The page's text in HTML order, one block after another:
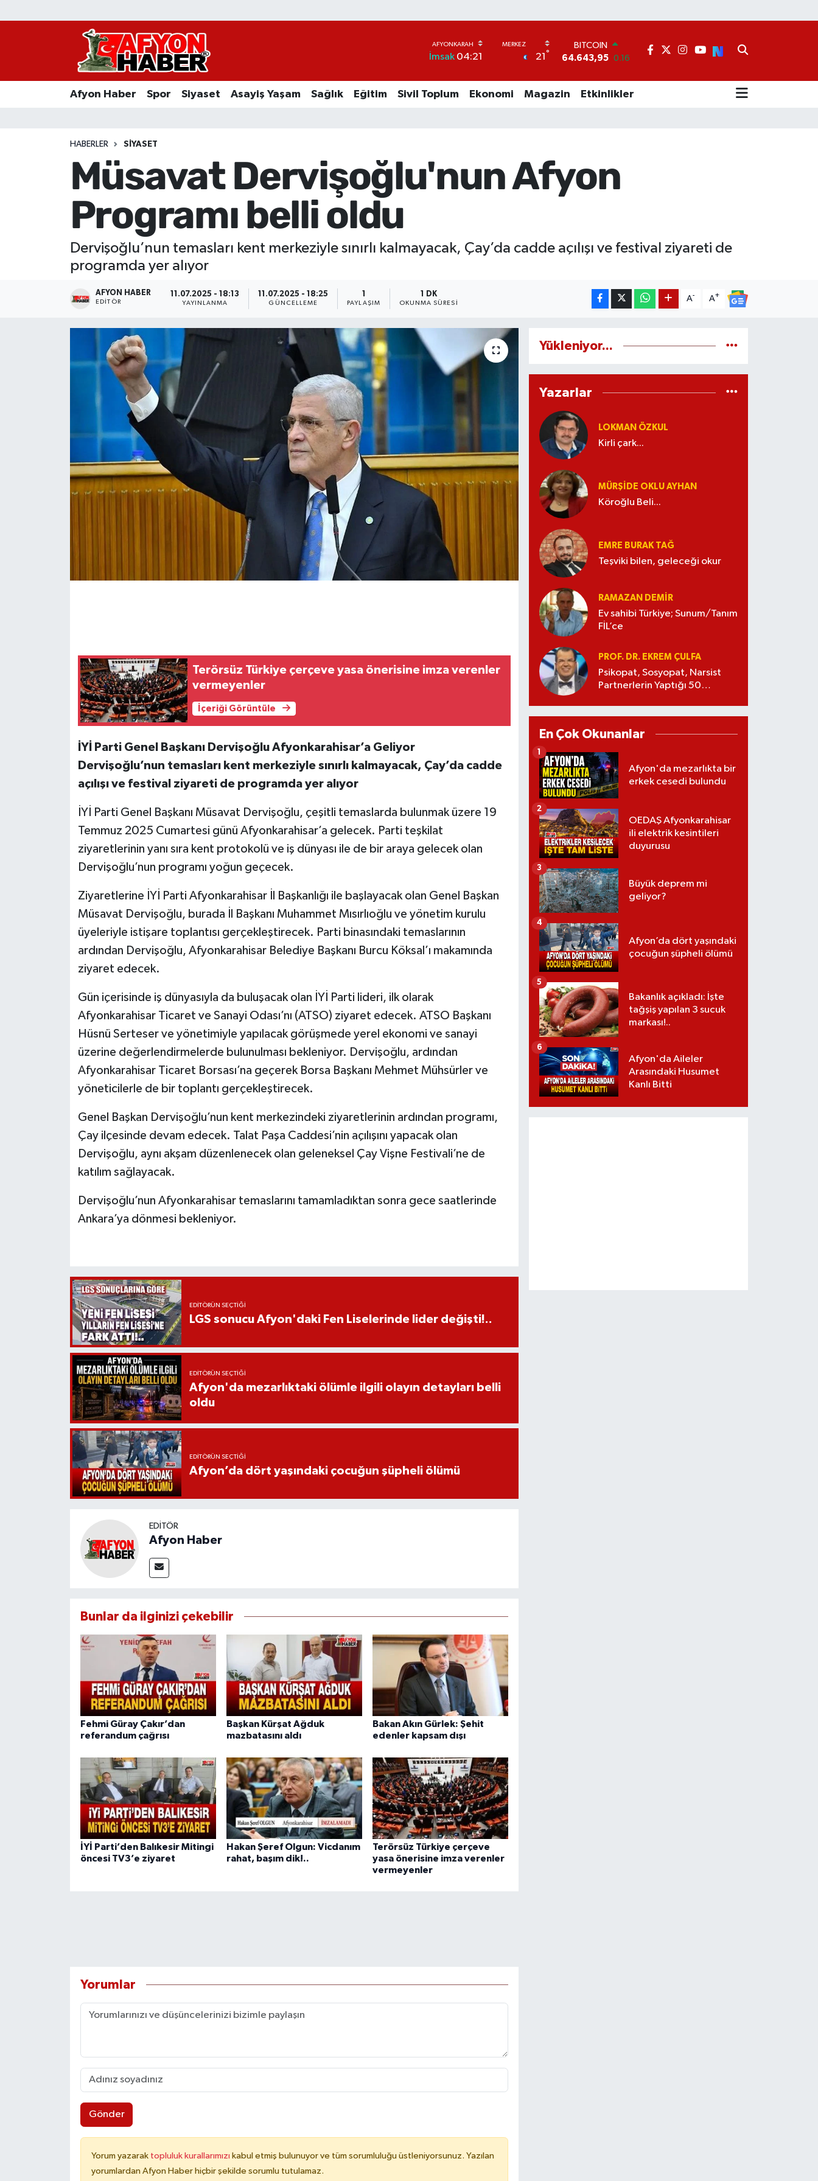
İmsak04:21 21 °
64.643,95
0.16
DOLAR
EURO
55,0406 -0.08
13.799 70
Afyon Haber Spor Siyaset Asayiş Yaşam Sağlık Eğitim Sivil Toplum Ekonomi Magazin Etkinlikler
HABERLER SIYASET
Müsavat Dervişoğlu'nun Afyon
Programı belli oldu
Dervişoğlu’nun temasları kent merkeziyle sınırlı kalmayacak, Çay’da cadde açılışı ve festival ziyareti de
programda yer alıyor
AFYON HABER
EDITÖR
11.07.2025 - 18:13
YAYINLANMA
11.07.2025 - 18:25
GÜNCELLEME PAYLAŞIM
1 DK
OKUNMA SÜRESI
A- A+
Terörsüz Türkiye çerçeve yasa önerisine imza verenler
vermeyenler
İçeriği Görüntüle
İYİ Parti Genel Başkanı Dervişoğlu Afyonkarahisar’a Geliyor
Dervişoğlu’nun temasları kent merkeziyle sınırlı kalmayacak, Çay’da cadde
açılışı ve festival ziyareti de programda yer alıyor
İYİ Parti Genel Başkanı Müsavat Dervişoğlu, çeşitli temaslarda bulunmak üzere 19
Temmuz 2025 Cumartesi günü Afyonkarahisar’a gelecek. Parti teşkilat
ziyaretlerinin yanı sıra kent protokolü ve iş dünyası ile de bir araya gelecek olan
Dervişoğlu’nun programı yoğun geçecek.
Ziyaretlerine İYİ Parti Afyonkarahisar İl Başkanlığı ile başlayacak olan Genel Başkan
Müsavat Dervişoğlu, burada İl Başkanı Muhammet Mısırlıoğlu ve yönetim kurulu
üyeleriyle istişare toplantısı gerçekleştirecek. Parti binasındaki temaslarının
ardından Dervişoğlu, Afyonkarahisar Belediye Başkanı Burcu Köksal’ı makamında
ziyaret edecek.
Gün içerisinde iş dünyasıyla da buluşacak olan İYİ Parti lideri, ilk olarak
Afyonkarahisar Ticaret ve Sanayi Odası’nı (ATSO) ziyaret edecek. ATSO Başkanı
Hüsnü Serteser ve yönetimiyle yapılacak görüşmede yerel ekonomi ve sanayi
üzerine değerlendirmelerde bulunulması bekleniyor. Dervişoğlu, ardından
Afyonkarahisar Ticaret Borsası’na geçerek Borsa Başkanı Mehmet Mühsürler ve
yöneticilerle de bir toplantı gerçekleştirecek.
Genel Başkan Dervişoğlu’nun kent merkezindeki ziyaretlerinin ardından programı,
Çay ilçesinde devam edecek. Talat Paşa Caddesi’nin açılışını yapacak olan
Dervişoğlu, aynı akşam düzenlenecek olan geleneksel Çay Vişne Festivali’ne de
katılım sağlayacak.
Dervişoğlu’nun Afyonkarahisar temaslarını tamamladıktan sonra gece saatlerinde
Ankara’ya dönmesi bekleniyor.
EDITÖRÜN SEÇTIĞI
LGS sonucu Afyon'daki Fen Liselerinde lider değişti!..
EDITÖRÜN SEÇTIĞI
Afyon'da mezarlıktaki ölümle ilgili olayın detayları belli
oldu
EDITÖRÜN SEÇTIĞI
Afyon’da dört yaşındaki çocuğun şüpheli ölümü
EDITÖR
Afyon Haber
Bunlar da ilginizi çekebilir
Fehmi Güray Çakır’dan
referandum çağrısı
Başkan Kürşat Ağduk
mazbatasını aldı
Bakan Akın Gürlek: Şehit
edenler kapsam dışı
İYİ Parti’den Balıkesir Mitingi
öncesi TV3’e ziyaret
Hakan Şeref Olgun: Vicdanım
rahat, başım dik!..
Terörsüz Türkiye çerçeve
yasa önerisine imza verenler
vermeyenler
Yorumlar
Gönder
Yorum yazarak topluluk kurallarımızı kabul etmiş bulunuyor ve tüm sorumluluğu üstleniyorsunuz. Yazılan
yorumlardan Afyon Haber hiçbir şekilde sorumlu tutulamaz.
Yükleniyor...
Yazarlar
LOKMAN ÖZKUL
Kirli çark...
MÜRŞIDE OKLU AYHAN
Köroğlu Beli...
EMRE BURAK TAĞ
Teşviki bilen, geleceği okur
RAMAZAN DEMİR
Ev sahibi Türkiye; Sunum/Tanım
FİL’ce
PROF. DR. EKREM ÇULFA
Psikopat, Sosyopat, Narsist
Partnerlerin Yaptığı 50
En Çok Okunanlar
Afyon'da mezarlıkta bir
erkek cesedi bulundu
1
OEDAŞ Afyonkarahisar
ili elektrik kesintileri
duyurusu
2
Büyük deprem mi
geliyor?
3
Afyon’da dört yaşındaki
çocuğun şüpheli ölümü
4
Bakanlık açıkladı: İşte
tağşiş yapılan 3 sucuk
markası!..
5
Afyon'da Aileler
Arasındaki Husumet
Kanlı Bitti
6
Afyon Haber
Asayiş Yaşam
Ekonomi
Magazin